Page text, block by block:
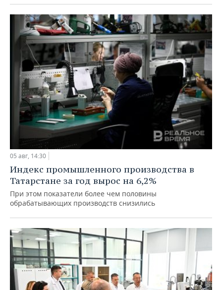
05 авг, 14:30
Индекс промышленного производства в
Татарстане за год вырос на 6,2%
При этом показатели более чем половины
обрабатывающих производств снизились